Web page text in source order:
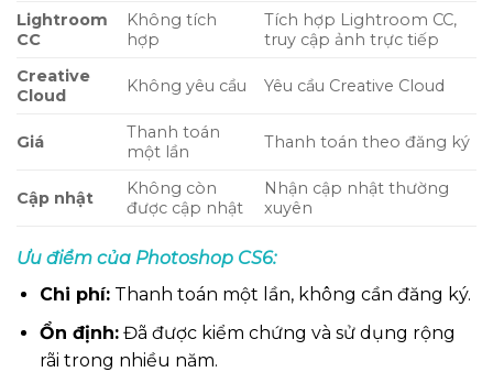
Lightroom
CC
Không tích
hợp
Tích hợp Lightroom CC,
truy cập ảnh trực tiếp
Creative
Cloud
Không yêu cầu Yêu cầu Creative Cloud
Giá
Thanh toán
một lần
Thanh toán theo đăng ký
Cập nhật
Không còn
được cập nhật
Nhận cập nhật thường
xuyên
Ưu điểm của Photoshop CS6:
Chi phí:Thanh toán một lần, không cần đăng ký.
Ổn định:Đã được kiểm chứng và sử dụng rộng
rãi trong nhiều năm.